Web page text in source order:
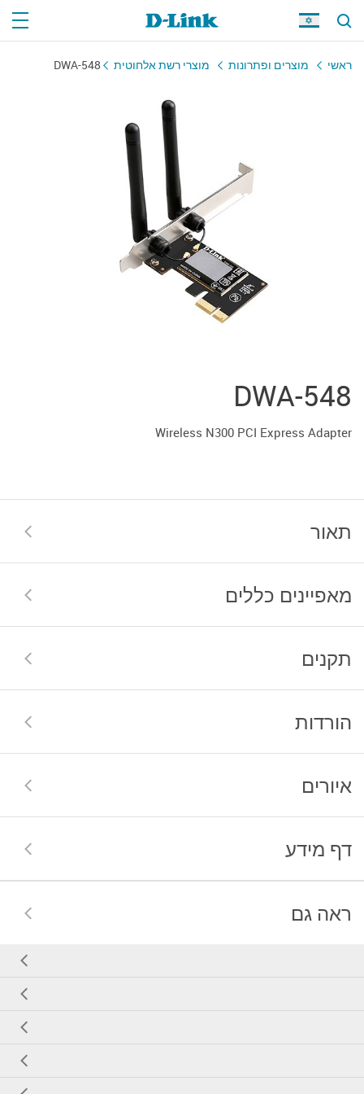
ראשי מוצרים ופתרונות מוצרי רשת אלחוטית DWA-548
DWA-548
Wireless N300 PCI Express Adapter
תאור
מאפיינים כללים
תקנים
הורדות
איורים
דף מידע
ראה גם